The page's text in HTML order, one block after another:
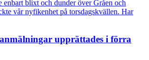
blixt och dunder över Gråen och
vår nyfikenhet på torsdagskvällen. Har
upprättades i förra